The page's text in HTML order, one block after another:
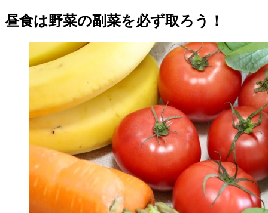
昼食は野菜の副菜を必ず取ろう！